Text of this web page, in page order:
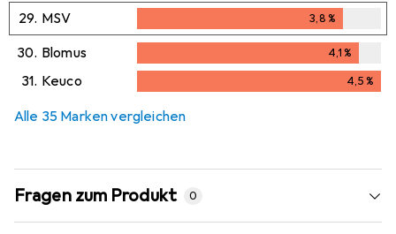
29. MSV 3,8%
3,8%
30. Blomus 4,1%
4,1%
31. Keuco 4,5%
Alle 35 Marken vergleichen
Fragen zum Produkt 0